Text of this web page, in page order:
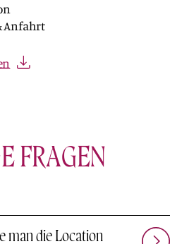
Anfahrt
FRAGEN
man die Location